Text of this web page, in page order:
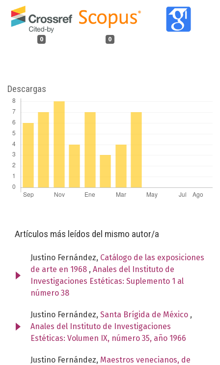
0 0
Descargas
Artículos más leídos del mismo autor/a
Justino Fernández, Catálogo de las exposiciones
de arte en 1968 , Anales del Instituto de
Investigaciones Estéticas: Suplemento 1 al
número 38
Justino Fernández, Santa Brígida de México ,
Anales del Instituto de Investigaciones
Estéticas: Volumen IX, número 35, año 1966
Justino Fernández, Maestros venecianos, de